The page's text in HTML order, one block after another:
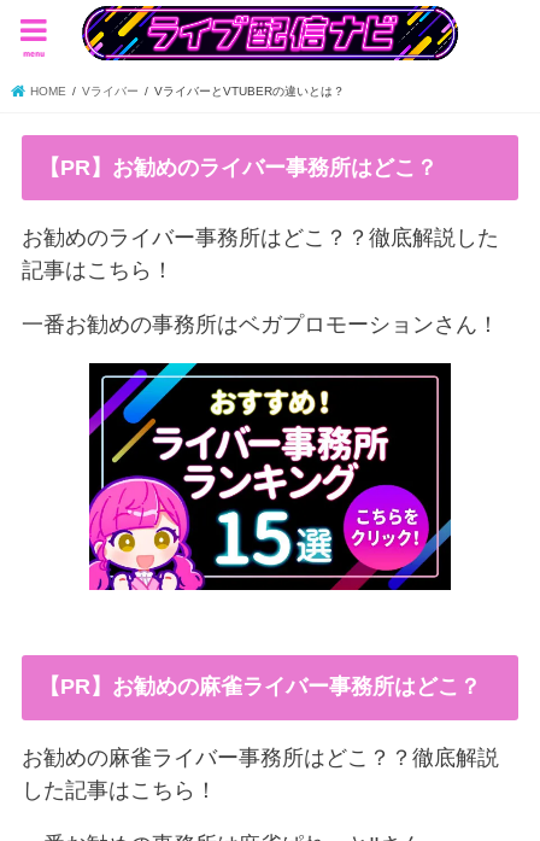
menu
HOME Vライバー VライバーとVTUBERの違いとは？
【PR】お勧めのライバー事務所はどこ？
お勧めのライバー事務所はどこ？？徹底解説した
記事はこちら！
一番お勧めの事務所はベガプロモーションさん！
【PR】お勧めの麻雀ライバー事務所はどこ？
お勧めの麻雀ライバー事務所はどこ？？徹底解説
した記事はこちら！